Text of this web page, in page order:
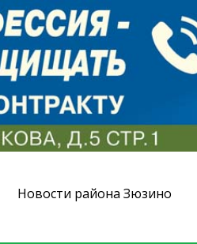
Новости района Зюзино